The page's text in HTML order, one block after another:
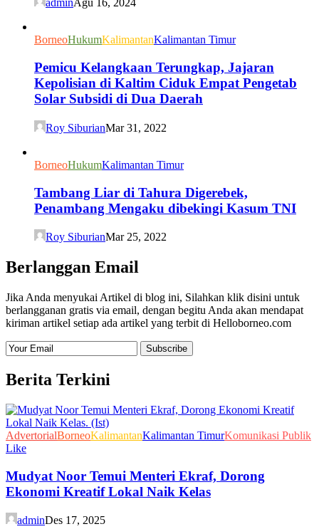
adminAgu 16, 2024
BorneoHukumKalimantanKalimantan Timur
Pemicu Kelangkaan Terungkap, Jajaran
Kepolisian di Kaltim Ciduk Empat Pengetab
Solar Subsidi di Dua Daerah
Roy SiburianMar 31, 2022
BorneoHukumKalimantan Timur
Tambang Liar di Tahura Digerebek,
Penambang Mengaku dibekingi Kasum TNI
Roy SiburianMar 25, 2022
Berlanggan Email
Jika Anda menyukai Artikel di blog ini, Silahkan klik disini untuk
berlangganan gratis via email, dengan begitu Anda akan mendapat
kiriman artikel setiap ada artikel yang terbit di Helloborneo.com
Berita Terkini
AdvertorialBorneoKalimantanKalimantan TimurKomunikasi Publik
Like
Mudyat Noor Temui Menteri Ekraf, Dorong
Ekonomi Kreatif Lokal Naik Kelas
adminDes 17, 2025